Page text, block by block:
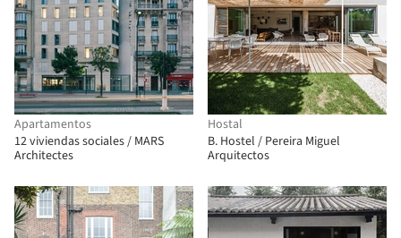
Apartamentos
12 viviendas sociales / MARS
Architectes
Hostal
B. Hostel / Pereira Miguel
Arquitectos